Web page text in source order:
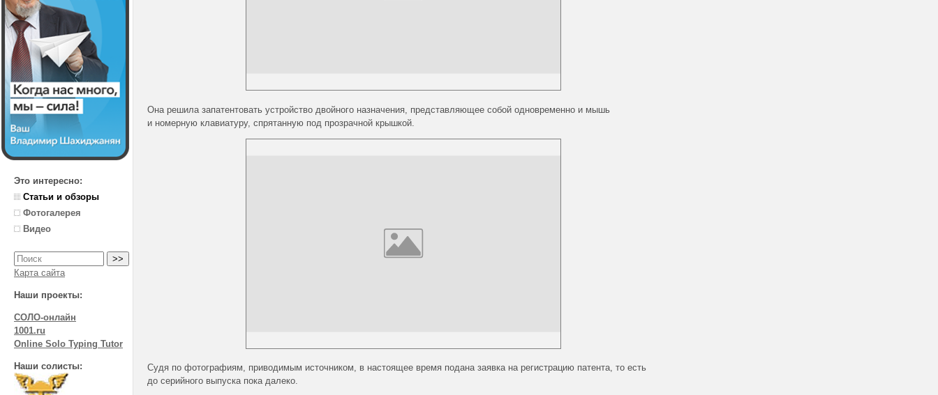
Это интересно:
Статьи и обзоры
Фотогалерея
Видео
Карта сайта
Наши проекты:
СОЛО-онлайн
1001.ru
Online Solo Typing Tutor
Наши солисты:
Она решила запатентовать устройство двойного назначения, представляющее собой одновременно и мышь
и номерную клавиатуру, спрятанную под прозрачной крышкой.
Судя по фотографиям, приводимым источником, в настоящее время подана заявка на регистрацию патента, то есть
до серийного выпуска пока далеко.